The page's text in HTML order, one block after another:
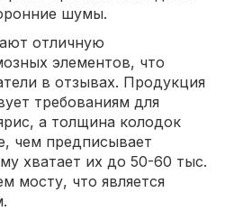
шумы.
отличную
элементов, что
в отзывах. Продукция
требованиям для
а толщина колодок
чем предписывает
хватает их до 50-60 тыс.
мосту, что является